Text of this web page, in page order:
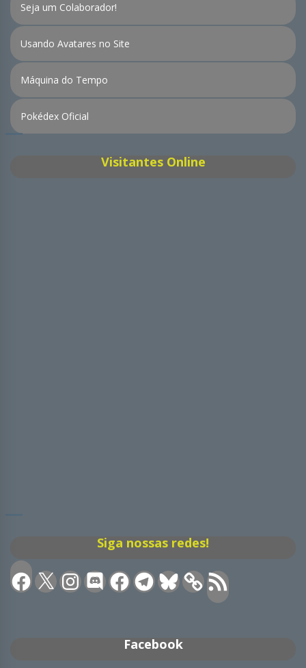
Seja um Colaborador!
Usando Avatares no Site
Máquina do Tempo
Pokédex Oficial
Visitantes Online
Siga nossas redes!
Facebook
X Instagram
DiscordFacebookTelegramBluesky Feed
RSS
Facebook